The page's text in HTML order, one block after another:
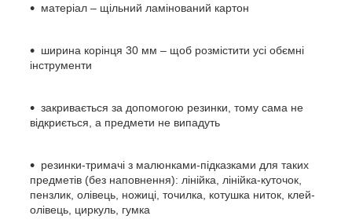
матеріал – щільний ламінований картон
ширина корінця 30 мм – щоб розмістити усі обємні
інструменти
закривається за допомогою резинки, тому сама не
відкриється, а предмети не випадуть
резинки-тримачі з малюнками-підказками для таких
предметів (без наповнення): лінійка, лінійка-куточок,
пензлик, олівець, ножиці, точилка, котушка ниток, клей-
олівець, циркуль, гумка